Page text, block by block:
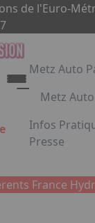
de l'Euro-
Metz Auto
Metz
Le rendez-
d'automobile
Partenaires
Infos
Presse
France
des cookies